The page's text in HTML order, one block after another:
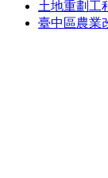
土地重劃工
臺中區農業